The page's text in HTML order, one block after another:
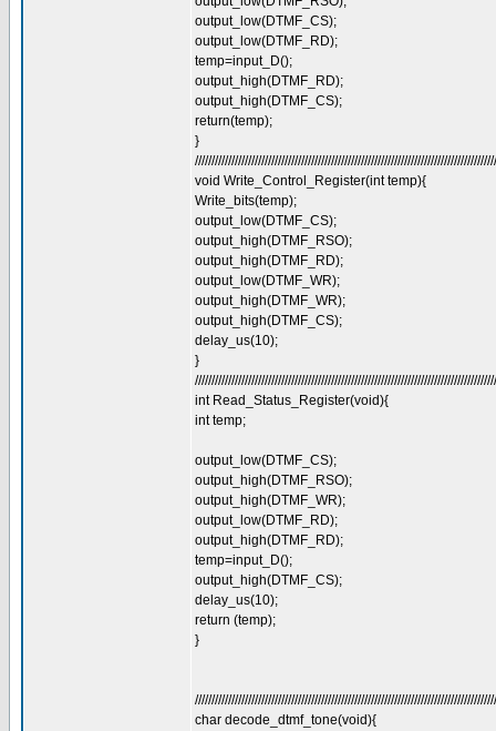
output_low(DTMF_CS);
output_low(DTMF_RD);
temp=input_D();
output_high(DTMF_RD);
output_high(DTMF_CS);
return(temp);
}
void Write_Control_Register(int temp){
Write_bits(temp);
output_low(DTMF_CS);
output_high(DTMF_RSO);
output_high(DTMF_RD);
output_low(DTMF_WR);
output_high(DTMF_WR);
output_high(DTMF_CS);
delay_us(10);
}
int Read_Status_Register(void){
int temp;
output_low(DTMF_CS);
output_high(DTMF_RSO);
output_high(DTMF_WR);
output_low(DTMF_RD);
output_high(DTMF_RD);
temp=input_D();
output_high(DTMF_CS);
delay_us(10);
return (temp);
}
char decode_dtmf_tone(void){